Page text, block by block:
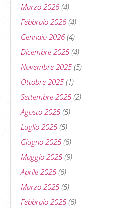
Marzo 2026 (4)
Febbraio 2026 (4)
Gennaio 2026 (4)
Dicembre 2025 (4)
Novembre 2025 (5)
Ottobre 2025 (1)
Settembre 2025 (2)
Agosto 2025 (5)
Luglio 2025 (5)
Giugno 2025 (6)
Maggio 2025 (9)
Aprile 2025 (6)
Marzo 2025 (5)
Febbraio 2025 (6)